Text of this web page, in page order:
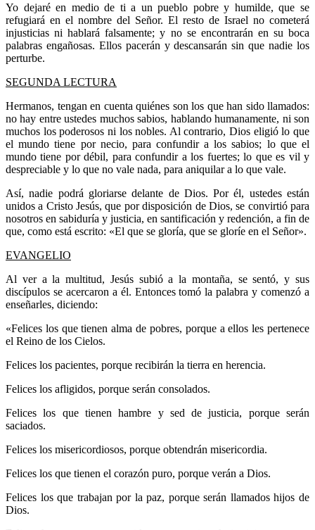
Yo dejaré en medio de ti a un pueblo pobre y humilde, que se
refugiará en el nombre del Señor. El resto de Israel no cometerá
injusticias ni hablará falsamente; y no se encontrarán en su boca
palabras engañosas. Ellos pacerán y descansarán sin que nadie los
perturbe.
SEGUNDA LECTURA
Hermanos, tengan en cuenta quiénes son los que han sido llamados:
no hay entre ustedes muchos sabios, hablando humanamente, ni son
muchos los poderosos ni los nobles. Al contrario, Dios eligió lo que
el mundo tiene por necio, para confundir a los sabios; lo que el
mundo tiene por débil, para confundir a los fuertes; lo que es vil y
despreciable y lo que no vale nada, para aniquilar a lo que vale.
Así, nadie podrá gloriarse delante de Dios. Por él, ustedes están
unidos a Cristo Jesús, que por disposición de Dios, se convirtió para
nosotros en sabiduría y justicia, en santificación y redención, a fin de
que, como está escrito: «El que se gloría, que se gloríe en el Señor».
EVANGELIO
Al ver a la multitud, Jesús subió a la montaña, se sentó, y sus
discípulos se acercaron a él. Entonces tomó la palabra y comenzó a
enseñarles, diciendo:
«Felices los que tienen alma de pobres, porque a ellos les pertenece
el Reino de los Cielos.
Felices los pacientes, porque recibirán la tierra en herencia.
Felices los afligidos, porque serán consolados.
Felices los que tienen hambre y sed de justicia, porque serán
saciados.
Felices los misericordiosos, porque obtendrán misericordia.
Felices los que tienen el corazón puro, porque verán a Dios.
Felices los que trabajan por la paz, porque serán llamados hijos de
Dios.